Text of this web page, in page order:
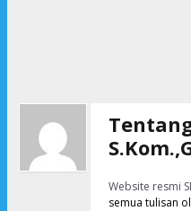
Website resmi
semua tulisan